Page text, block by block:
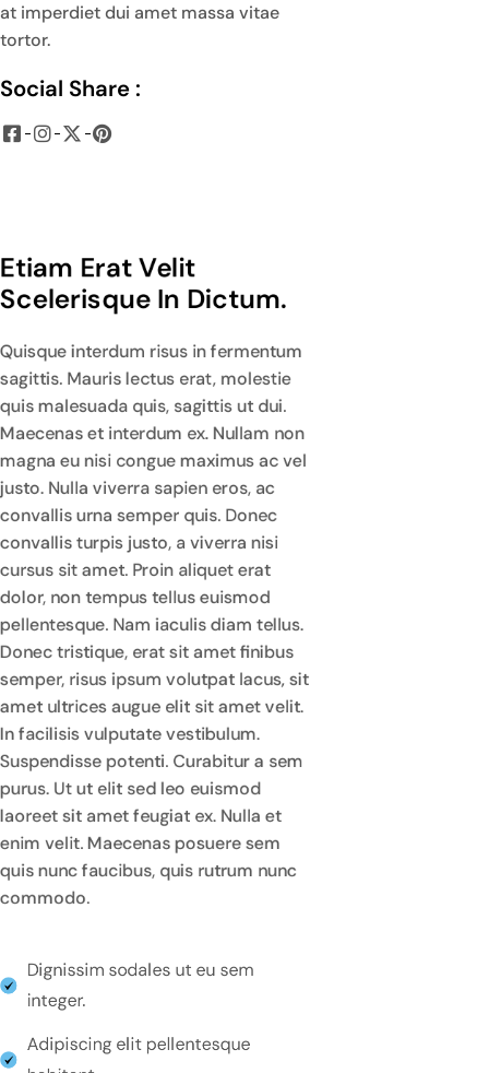
at imperdiet dui amet massa vitae
tortor.
Social Share :
Etiam Erat Velit
Scelerisque In Dictum.
Quisque interdum risus in fermentum
sagittis. Mauris lectus erat, molestie
quis malesuada quis, sagittis ut dui.
Maecenas et interdum ex. Nullam non
magna eu nisi congue maximus ac vel
justo. Nulla viverra sapien eros, ac
convallis urna semper quis. Donec
convallis turpis justo, a viverra nisi
cursus sit amet. Proin aliquet erat
dolor, non tempus tellus euismod
pellentesque. Nam iaculis diam tellus.
Donec tristique, erat sit amet finibus
semper, risus ipsum volutpat lacus, sit
amet ultrices augue elit sit amet velit.
In facilisis vulputate vestibulum.
Suspendisse potenti. Curabitur a sem
purus. Ut ut elit sed leo euismod
laoreet sit amet feugiat ex. Nulla et
enim velit. Maecenas posuere sem
quis nunc faucibus, quis rutrum nunc
commodo.
Dignissim sodales ut eu sem
integer.
Adipiscing elit pellentesque